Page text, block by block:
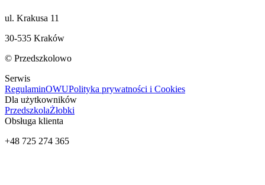
ul. Krakusa 11
30-535 Kraków
© Przedszkolowo
Serwis
RegulaminOWUPolityka prywatności i Cookies
Dla użytkowników
PrzedszkolaŻłobki
Obsługa klienta
+48 725 274 365